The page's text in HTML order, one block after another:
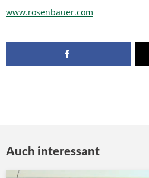
www.rosenbauer.com
Auch interessant